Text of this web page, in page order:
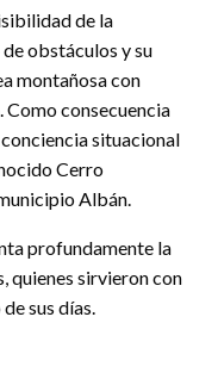
de la
obstáculos y su
montañosa con
consecuencia
situacional
Cerro
Albán.
profundamente la
quienes sirvieron con
sus días.